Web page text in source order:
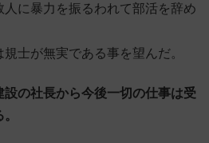
に暴力を振るわれて部活を辞め
士が無実である事を望んだ。
設の社長から今後一切の仕事は受